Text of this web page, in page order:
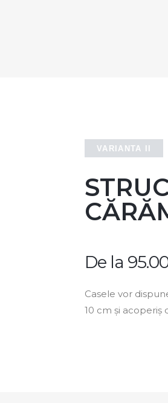
VARIANTA II
De la
Casele vor
10 cm și acoperiș